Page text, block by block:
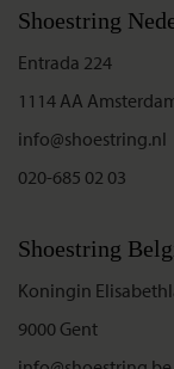
Shoestring
Entrada 224
1114 AA
info@shoestring.nl
020-685 02 03
Shoestring
Koningin
9000 Gent